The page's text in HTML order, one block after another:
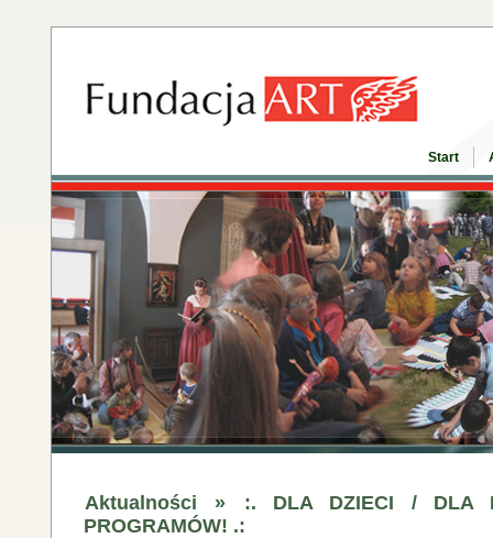
Start
Aktualności »
:. DLA DZIECI / DLA
PROGRAMÓW! .: